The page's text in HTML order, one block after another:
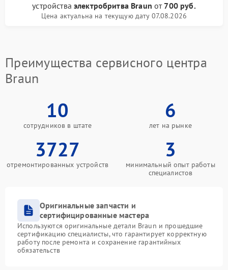
устройства электробритва Braun от 700 руб.
Цена актуальна на текущую дату 07.08.2026
Преимущества сервисного центра
Braun
10
сотрудников в штате
6
лет на рынке
3727
отремонтированных устройств
3
минимальный опыт работы
специалистов
Оригинальные запчасти и
сертифицированные мастера
Используются оригинальные детали Braun и прошедшие
сертификацию специалисты, что гарантирует корректную
работу после ремонта и сохранение гарантийных
обязательств